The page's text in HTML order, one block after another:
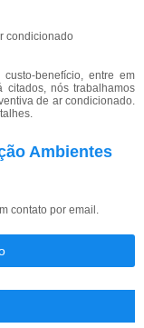
condicionado
benefício, entre em
citados, nós trabalhamos
de ar condicionado.
Ambientes
contato por email.